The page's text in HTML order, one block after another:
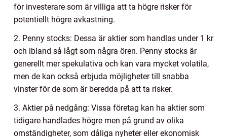
för investerare som är villiga att ta högre risker för
potentiellt högre avkastning.
2. Penny stocks: Dessa är aktier som handlas under 1 kr
och ibland så lågt som några ören. Penny stocks är
generellt mer spekulativa och kan vara mycket volatila,
men de kan också erbjuda möjligheter till snabba
vinster för de som är beredda på att ta risker.
3. Aktier på nedgång: Vissa företag kan ha aktier som
tidigare handlades högre men på grund av olika
omständigheter, som dåliga nyheter eller ekonomisk